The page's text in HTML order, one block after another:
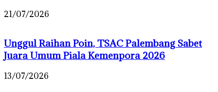
21/07/2026
Unggul Raihan Poin, TSAC Palembang Sabet
Juara Umum Piala Kemenpora 2026
13/07/2026